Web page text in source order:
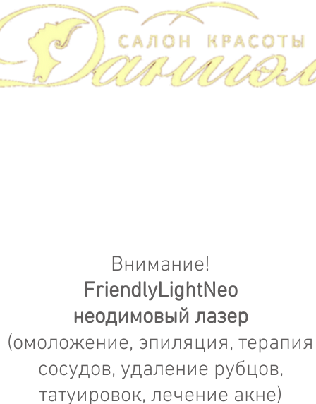
Внимание!
FriendlyLightNeo
неодимовый лазер
(омоложение, эпиляция, терапия
сосудов, удаление рубцов,
татуировок, лечение акне)